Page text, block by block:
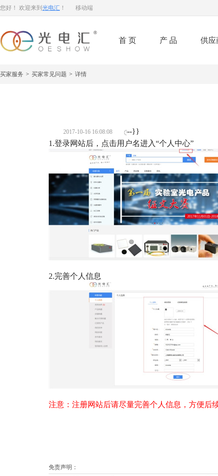
您好！ 欢迎来到 光电汇 ！ 移动端
首页 产品 供应
买家服务 > 买家常见问题 > 详情
2017-10-16 16:08:08
--}}
1.登录网站后，点击用户名进入“个人中心”
2.完善个人信息
注意：注册网站后请尽量完善个人信息，方便后
免责声明：